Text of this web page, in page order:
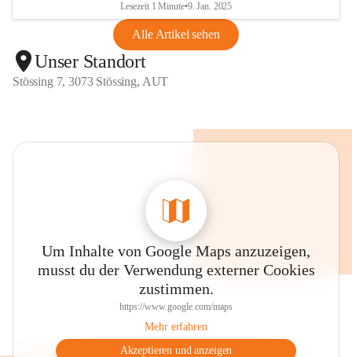
Lesezeit 1 Minute•9. Jan. 2025
Alle Artikel sehen
Unser Standort
Stössing 7, 3073 Stössing, AUT
Um Inhalte von Google Maps anzuzeigen,
musst du der Verwendung externer Cookies
zustimmen.
https://www.google.com/maps
Mehr erfahren
Akzeptieren und anzeigen